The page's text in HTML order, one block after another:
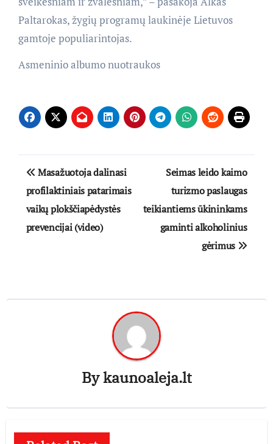
Paltarokas, žygių programų laukinėje Lietuvos
gamtoje populiarintojas.
Asmeninio albumo nuotraukos
Navigacija
tarp
įrašų
Masažuotoja dalinasi
profilaktiniais patarimais
vaikų plokščiapėdystės
prevencijai (video)
Seimas leido kaimo
turizmo paslaugas
teikiantiems ūkininkams
gaminti alkoholinius
gėrimus
Bykaunoaleja.lt